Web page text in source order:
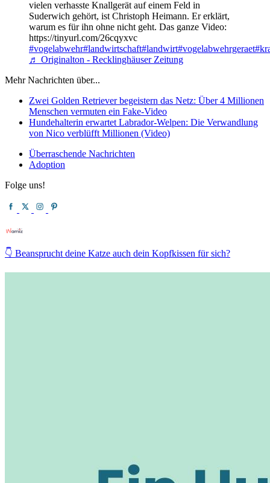
vielen verhasste Knallgerät auf einem Feld in
Suderwich gehört, ist Christoph Heimann. Er erklärt,
warum es für ihn ohne nicht geht. Das ganze Video:
https://tinyurl.com/26cqyxvc
#vogelabwehr#landwirtschaft#landwirt#vogelabwehrgeraet
♬ Originalton - Recklinghäuser Zeitung
Mehr Nachrichten über...
Zwei Golden Retriever begeistern das Netz: Über 4 Millionen
Menschen vermuten ein Fake-Video
Hundehalterin erwartet Labrador-Welpen: Die Verwandlung
von Nico verblüfft Millionen (Video)
Überraschende Nachrichten
Adoption
Folge uns!
👇 Beansprucht deine Katze auch dein Kopfkissen für sich?